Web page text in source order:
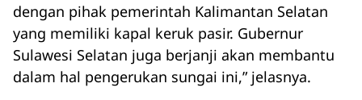
dengan pihak pemerintah Kalimantan Selatan
yang memiliki kapal keruk pasir. Gubernur
Sulawesi Selatan juga berjanji akan membantu
dalam hal pengerukan sungai ini,” jelasnya.